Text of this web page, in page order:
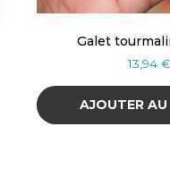
Galet
13,94€
AJOUTER AU